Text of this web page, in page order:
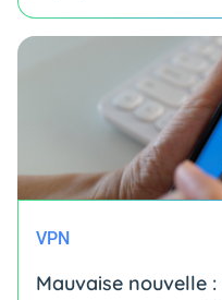
VPN
Mauvaise nouvelle